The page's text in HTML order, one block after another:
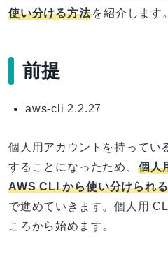
使い分ける方法を紹介します。
前提
aws-cli 2.2.27
個人用アカウントを持ってい
することになったため、 個人
AWS CLI から使い分けられ
で進めていきます。個人用
ころから始めます。